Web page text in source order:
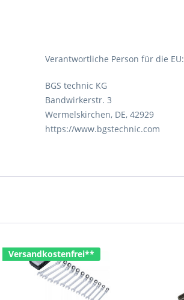
Verantwortliche Person für die EU:
BGS technic KG
Bandwirkerstr. 3
Wermelskirchen, DE, 42929
https://www.bgstechnic.com
Versandkostenfrei**